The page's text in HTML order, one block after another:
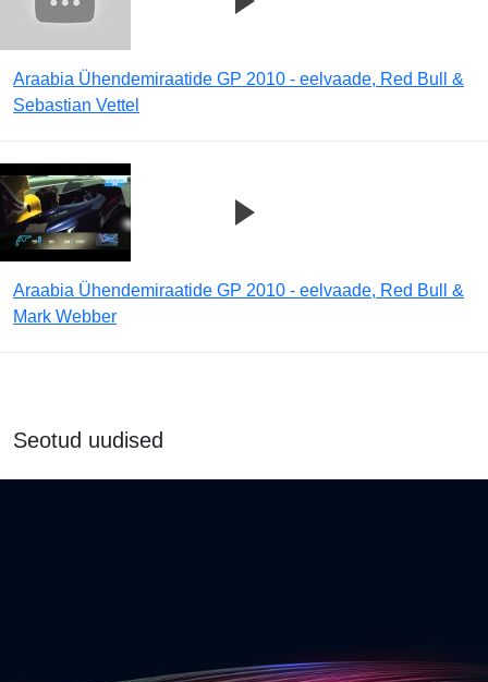
Araabia Ühendemiraatide GP 2010 - eelvaade, Red Bull &
Sebastian Vettel
Araabia Ühendemiraatide GP 2010 - eelvaade, Red Bull &
Mark Webber
Seotud uudised